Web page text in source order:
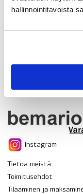
hallinnointitavoista
Instagram
Tietoa meistä
Toimitusehdot
Tilaaminen ja